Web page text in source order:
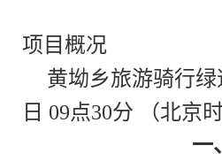
项目概况
黄坳乡旅游骑行
日 09点30分 （北京
一